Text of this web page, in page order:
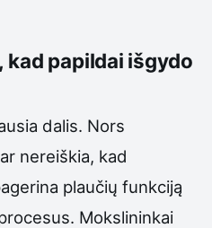
kad papildai išgydo
dalis. Nors
nereiškia, kad
plaučių funkciją
Mokslininkai